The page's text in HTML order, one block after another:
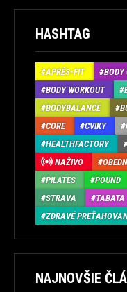
HASHTAG
APRÉS-FIT BODY
BODY WORKOUT
BODYBALANCE
CORE
CVIKY
HEALTHFACTORY
NAŽIVO
PILATES
POUND
STRAVA
TABATA
ZDRAVÉ
NAJNOVŠIE